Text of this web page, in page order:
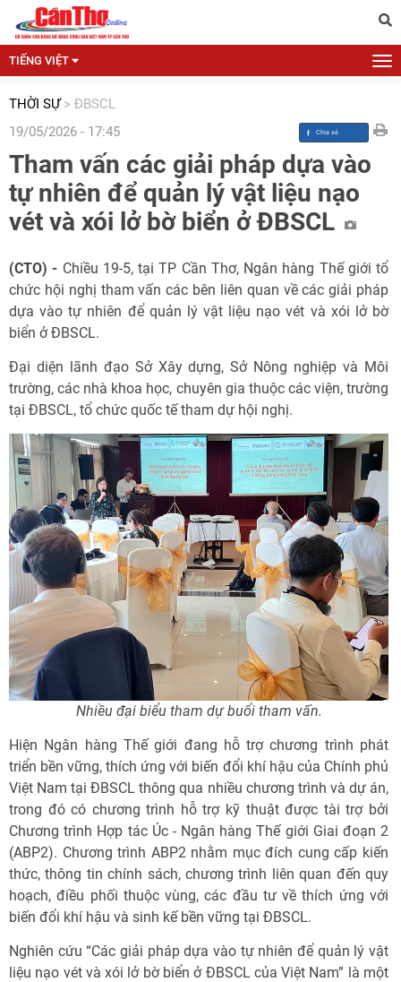
TIẾNG VIỆT
THỜI SỰ > ĐBSCL
19/05/2026 - 17:45
Tham vấn các giải pháp dựa vào
tự nhiên để quản lý vật liệu nạo
vét và xói lở bờ biển ở ĐBSCL
(CTO) - Chiều 19-5, tại TP Cần Thơ, Ngân hàng Thế giới tổ
chức hội nghị tham vấn các bên liên quan về các giải pháp
dựa vào tự nhiên để quản lý vật liệu nạo vét và xói lở bờ
biển ở ĐBSCL.
Đại diện lãnh đạo Sở Xây dựng, Sở Nông nghiệp và Môi
trường, các nhà khoa học, chuyên gia thuộc các viện, trường
tại ĐBSCL, tổ chức quốc tế tham dự hội nghị.
Nhiều đại biểu tham dự buổi tham vấn.
Hiện Ngân hàng Thế giới đang hỗ trợ chương trình phát
triển bền vững, thích ứng với biến đổi khí hậu của Chính phủ
Việt Nam tại ĐBSCL thông qua nhiều chương trình và dự án,
trong đó có chương trình hỗ trợ kỹ thuật được tài trợ bởi
Chương trình Hợp tác Úc - Ngân hàng Thế giới Giai đoạn 2
(ABP2). Chương trình ABP2 nhằm mục đích cung cấp kiến
thức, thông tin chính sách, chương trình liên quan đến quy
hoạch, điều phối thuộc vùng, các đầu tư về thích ứng với
biến đổi khí hậu và sinh kế bền vững tại ĐBSCL.
Nghiên cứu “Các giải pháp dựa vào tự nhiên để quản lý vật
liệu nạo vét và xói lở bờ biển ở ĐBSCL của Việt Nam” là một